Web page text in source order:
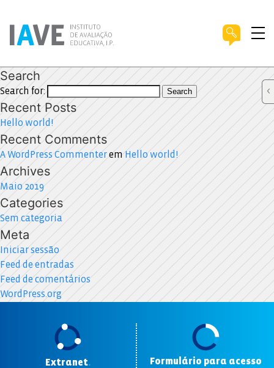
Search
Search for: Search
Recent Posts
Hello world!
Recent Comments
A WordPress Commenterem Hello world!
Archives
Maio 2019
Categories
Sem categoria
Meta
Iniciar sessão
Feed de entradas
Feed de comentários
WordPress.org
Extranet.
Formulário para acesso